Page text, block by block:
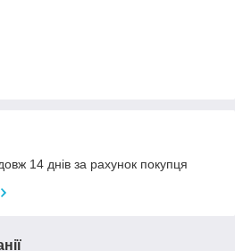
14 днів за рахунок покупця